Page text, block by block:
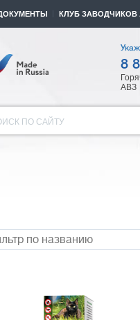
КЛУБ ЗАВОДЧИКОВ
8
АВЗ
ПО САЙТУ